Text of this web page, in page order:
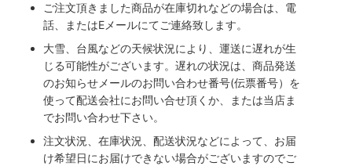
ご注文頂きました商品が在庫切れなどの場合は、電
話、またはEメールにてご連絡致します。
大雪、台風などの天候状況により、運送に遅れが生
じる可能性がございます。遅れの状況は、商品発送
のお知らせメールのお問い合わせ番号(伝票番号）を
使って配送会社にお問い合せ頂くか、または当店ま
でお問い合わせ下さい。
注文状況、在庫状況、配送状況などによって、お届
け希望日にお届けできない場合がございますのでご